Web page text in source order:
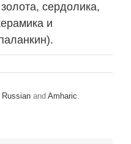
сердолика,
и
Russian and Amharic.